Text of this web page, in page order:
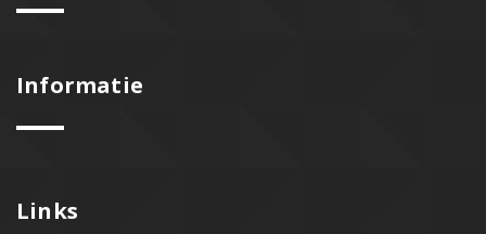
Informatie
Links